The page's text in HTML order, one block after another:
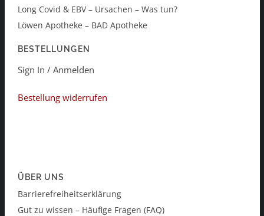
Long Covid & EBV – Ursachen – Was tun?
Löwen Apotheke – BAD Apotheke
BESTELLUNGEN
Sign In / Anmelden
Bestellung widerrufen
ÜBER UNS
Barrierefreiheitserklärung
Gut zu wissen – Häufige Fragen (FAQ)